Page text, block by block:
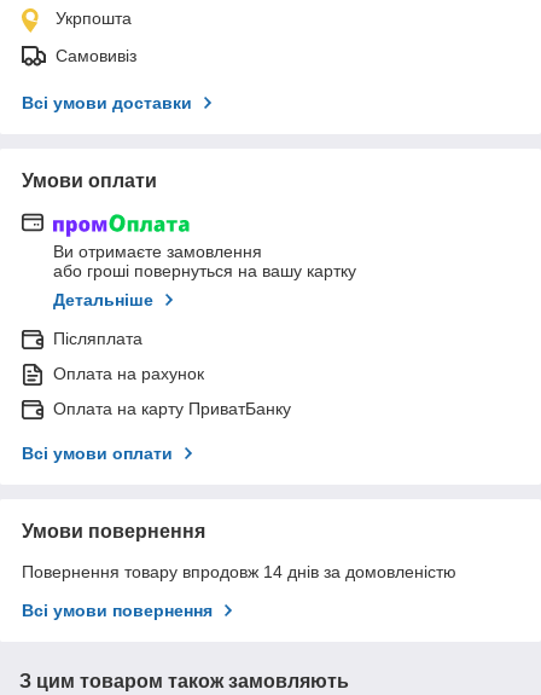
Укрпошта
Самовивіз
Всі умови доставки
Умови оплати
Ви отримаєте замовлення
або гроші повернуться на вашу картку
Детальніше
Післяплата
Оплата на рахунок
Оплата на карту ПриватБанку
Всі умови оплати
Умови повернення
Повернення товару впродовж 14 днів за домовленістю
Всі умови повернення
З цим товаром також замовляють